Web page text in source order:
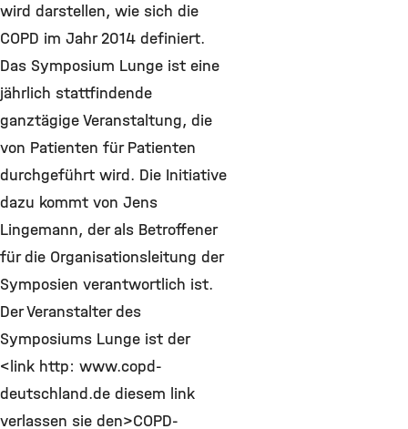
wird darstellen, wie sich die
COPD im Jahr 2014 definiert.
Das Symposium Lunge ist eine
jährlich stattfindende
ganztägige Veranstaltung, die
von Patienten für Patienten
durchgeführt wird. Die Initiative
dazu kommt von Jens
Lingemann, der als Betroffener
für die Organisationsleitung der
Symposien verantwortlich ist.
Der Veranstalter des
Symposiums Lunge ist der
<link http: www.copd-
deutschland.de diesem link
verlassen sie den>COPD-